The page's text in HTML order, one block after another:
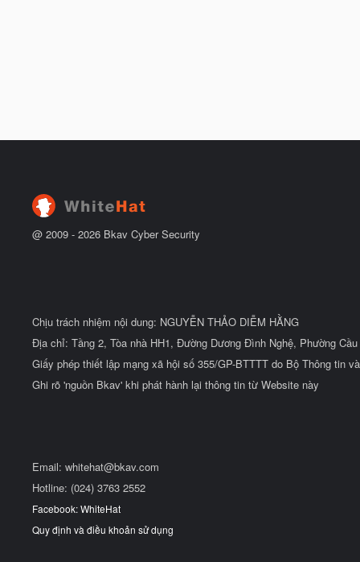
@ 2009 - 2026 Bkav Cyber Security
Chịu trách nhiệm nội dung: NGUYỄN THẢO DIỄM HẰNG
Địa chỉ: Tầng 2, Tòa nhà HH1, Đường Dương Đình Nghệ, Phường
Giấy phép thiết lập mạng xã hội số 355/GP-BTTTT do Bộ Thông tin
Ghi rõ 'nguồn Bkav' khi phát hành lại thông tin từ Website này
Email: whitehat@bkav.com
Hotline: (024) 3763 2552
Facebook: WhiteHat
Quy định và điều khoản sử dụng